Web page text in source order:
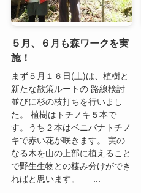
５月、６月も森ワークを実
施！
まず５月１６日(土)は、植樹と
新たな散策ルートの 路線検討
並びに杉の枝打ちを行いまし
た。 植樹はトチノキ５本で
す。うち２本はベニバナトチノ
キで赤い花が咲きます。 実の
なる木を山の上部に植えること
で野生生物との棲み分けができ
ればと思います。 ...